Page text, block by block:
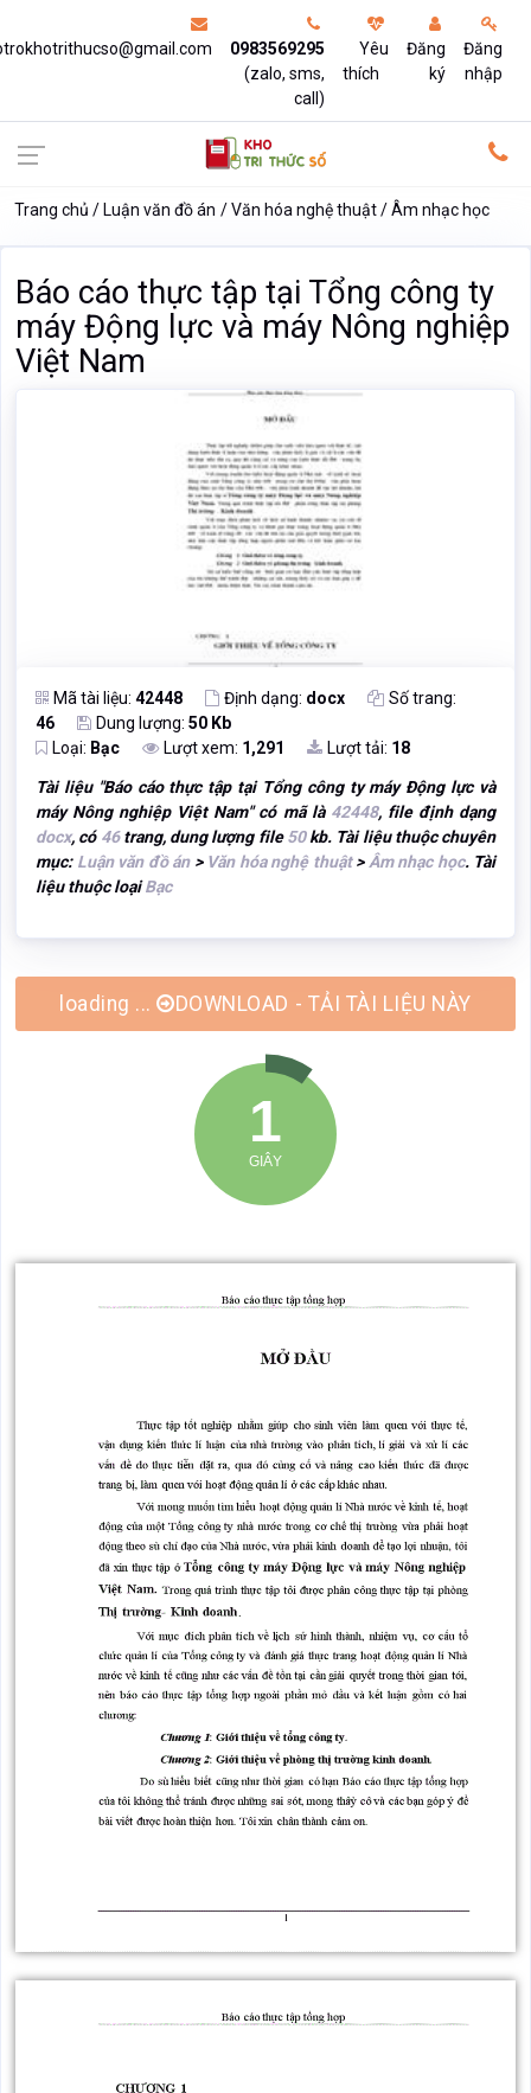
0983569295
(zalo, sms,
call)
Yêu
thích
Đăng
ký
Đăng
nhập
Trang chủ Luận văn đồ án Văn hóa nghệ thuật Âm nhạc học
Báo cáo thực tập tại Tổng công ty
máy Động lực và máy Nông nghiệp
Việt Nam
Mã tài liệu: 42448 Định dạng: docx
Số trang:
46
Dung lượng: 50 Kb
Loại: Bạc Lượt xem: 1,291 Lượt tải: 18
Tài liệu "Báo cáo thực tập tại Tổng công ty máy Động lực và
máy Nông nghiệp Việt Nam" có mã là 42448, file định dạng
docx, có 46trang, dung lượng file50kb. Tài liệu thuộc chuyên
mục: Luận văn đồ án> Văn hóa nghệ thuật> Âm nhạc học. Tài
liệu thuộc loạiBạc
DOWNLOAD - TẢI TÀI LIỆU NÀY